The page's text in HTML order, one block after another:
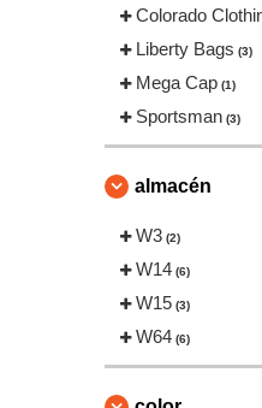
Colorado
Liberty Bags (3)
Mega Cap (1)
Sportsman (3)
almacén
W3 (2)
W14 (6)
W15 (3)
W64 (6)